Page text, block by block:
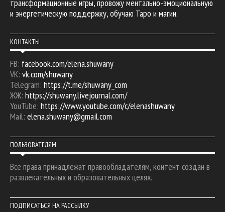
трансформационные игры, провожу ментально-эмоциональную
и энергетическую поддержку, обучаю Таро и магии.
КОНТАКТЫ
FB: facebook.com/elena.shuwany
VK: vk.com/shuwany
Telegram: https://t.me/shuwany_com
ЖЖ: https://shuwany.livejournal.com/
YouTube: https://www.youtube.com/c/elenashuwany
Mail: elena.shuwany@gmail.com
ПОЛЬЗОВАТЕЛЯМ
Все права принадлежат правообладателям, контент создан в
развлекательных и образовательных целях.
ПОДПИСАТЬСЯ НА РАССЫЛКУ